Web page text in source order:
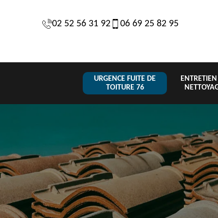
02 52 56 31 92 06 69 25 82 95
URGENCE FUITE DE
TOITURE 76
Réparation de
toiture 76
Urgence fuite
de toiture 76
de toiture
tuile 76